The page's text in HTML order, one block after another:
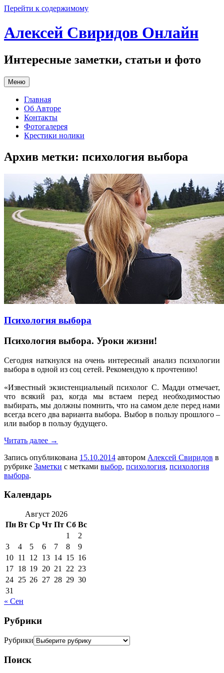
Перейти к содержимому
Алексей Свиридов Онлайн
Интересные заметки, статьи и фото
Меню
Главная
Об Авторе
Контакты
Фотогалерея
Крестики нолики
Архив метки: психология выбора
Психология выбора
Психология выбора. Уроки жизни!
Сегодня наткнулся на очень интересный анализ психологии
выбора в одной из соц сетей. Рекомендую к прочтению!
«Известный экзистенциальный психолог С. Мадди отмечает,
что всякий раз, когда мы встаем перед необходимостью
выбирать, мы должны помнить, что на самом деле перед нами
всегда всего два варианта выбора. Выбор в пользу прошлого –
или выбор в пользу будущего.
Читать далее →
Запись опубликована 15.10.2014 автором Алексей Свиридов в
рубрике Заметки с метками выбор, психология, психология
выбора.
Календарь
Август 2026
Пн Вт Ср Чт Пт Сб Вс
1
2
3
4 5 6 7 8
9
10 11 12 13 14 15 16
17 18 19 20 21 22 23
24 25 26 27 28 29 30
31
« Сен
Рубрики
Рубрики
Поиск